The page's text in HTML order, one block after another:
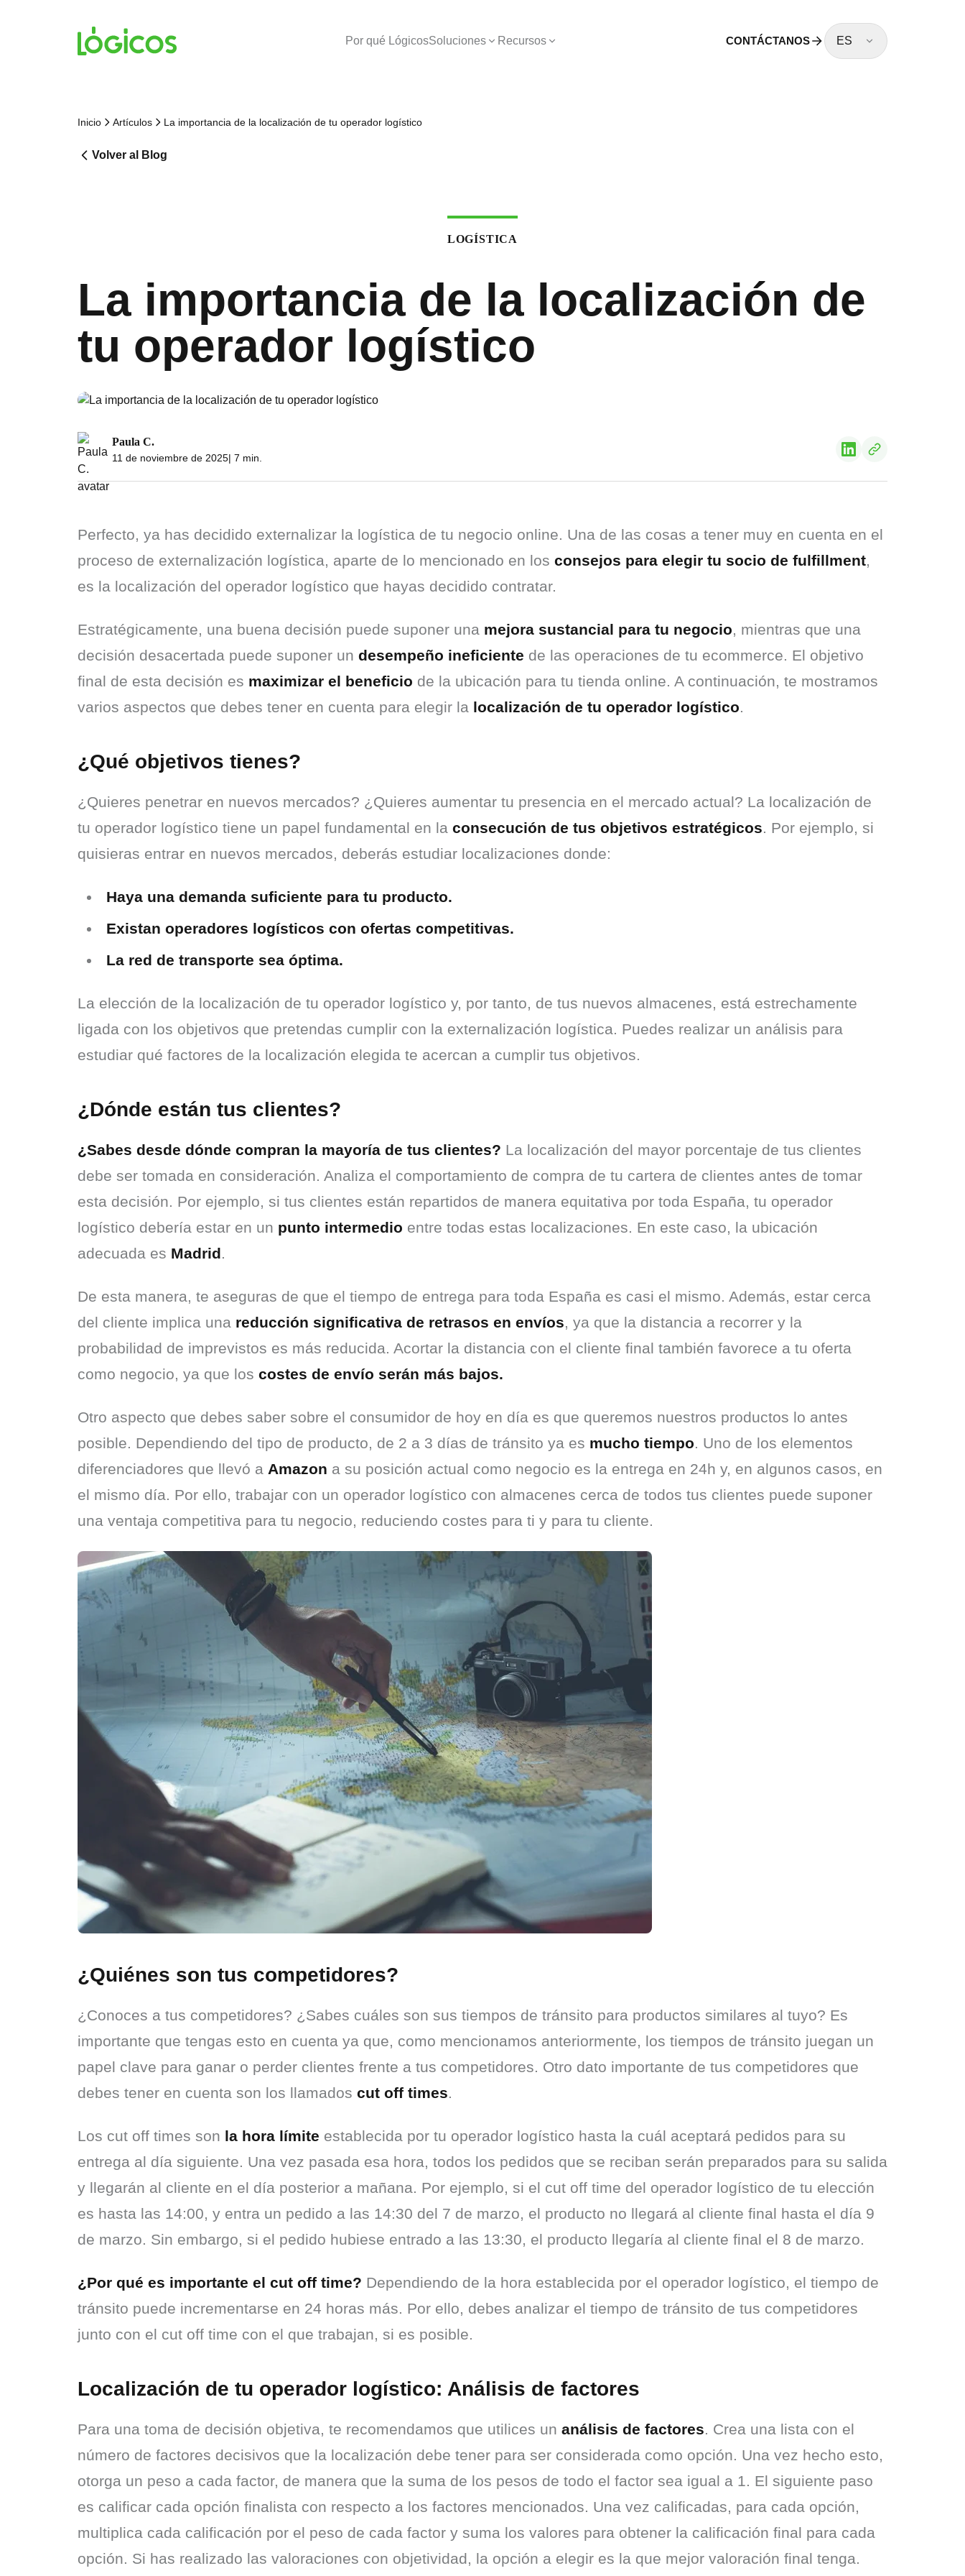
Por qué LógicosSoluciones Recursos CONTÁCTANOS ES
Inicio Artículos La importancia de la localización de tu operador logístico
Volver al Blog
LOGÍSTICA
La importancia de la localización de
tu operador logístico
Paula C.
11 de noviembre de 2025| 7 min.
Perfecto, ya has decidido externalizar la logística de tu negocio online. Una de las cosas a tener muy en cuenta en el
proceso de externalización logística, aparte de lo mencionado en los consejos para elegir tu socio de fulfillment,
es la localización del operador logístico que hayas decidido contratar.
Estratégicamente, una buena decisión puede suponer una mejora sustancial para tu negocio, mientras que una
decisión desacertada puede suponer un desempeño ineficiente de las operaciones de tu ecommerce. El objetivo
final de esta decisión es maximizar el beneficio de la ubicación para tu tienda online. A continuación, te mostramos
varios aspectos que debes tener en cuenta para elegir la localización de tu operador logístico.
¿Qué objetivos tienes?
¿Quieres penetrar en nuevos mercados? ¿Quieres aumentar tu presencia en el mercado actual? La localización de
tu operador logístico tiene un papel fundamental en la consecución de tus objetivos estratégicos. Por ejemplo, si
quisieras entrar en nuevos mercados, deberás estudiar localizaciones donde:
Haya una demanda suficiente para tu producto.
Existan operadores logísticos con ofertas competitivas.
La red de transporte sea óptima.
La elección de la localización de tu operador logístico y, por tanto, de tus nuevos almacenes, está estrechamente
ligada con los objetivos que pretendas cumplir con la externalización logística. Puedes realizar un análisis para
estudiar qué factores de la localización elegida te acercan a cumplir tus objetivos.
¿Dónde están tus clientes?
¿Sabes desde dónde compran la mayoría de tus clientes? La localización del mayor porcentaje de tus clientes
debe ser tomada en consideración. Analiza el comportamiento de compra de tu cartera de clientes antes de tomar
esta decisión. Por ejemplo, si tus clientes están repartidos de manera equitativa por toda España, tu operador
logístico debería estar en un punto intermedio entre todas estas localizaciones. En este caso, la ubicación
adecuada es Madrid.
De esta manera, te aseguras de que el tiempo de entrega para toda España es casi el mismo. Además, estar cerca
del cliente implica una reducción significativa de retrasos en envíos, ya que la distancia a recorrer y la
probabilidad de imprevistos es más reducida. Acortar la distancia con el cliente final también favorece a tu oferta
como negocio, ya que los costes de envío serán más bajos.
Otro aspecto que debes saber sobre el consumidor de hoy en día es que queremos nuestros productos lo antes
posible. Dependiendo del tipo de producto, de 2 a 3 días de tránsito ya es mucho tiempo. Uno de los elementos
diferenciadores que llevó a Amazon a su posición actual como negocio es la entrega en 24h y, en algunos casos, en
el mismo día. Por ello, trabajar con un operador logístico con almacenes cerca de todos tus clientes puede suponer
una ventaja competitiva para tu negocio, reduciendo costes para ti y para tu cliente.
¿Quiénes son tus competidores?
¿Conoces a tus competidores? ¿Sabes cuáles son sus tiempos de tránsito para productos similares al tuyo? Es
importante que tengas esto en cuenta ya que, como mencionamos anteriormente, los tiempos de tránsito juegan un
papel clave para ganar o perder clientes frente a tus competidores. Otro dato importante de tus competidores que
debes tener en cuenta son los llamados cut off times.
Los cut off times son la hora límite establecida por tu operador logístico hasta la cuál aceptará pedidos para su
entrega al día siguiente. Una vez pasada esa hora, todos los pedidos que se reciban serán preparados para su salida
y llegarán al cliente en el día posterior a mañana. Por ejemplo, si el cut off time del operador logístico de tu elección
es hasta las 14:00, y entra un pedido a las 14:30 del 7 de marzo, el producto no llegará al cliente final hasta el día 9
de marzo. Sin embargo, si el pedido hubiese entrado a las 13:30, el producto llegaría al cliente final el 8 de marzo.
¿Por qué es importante el cut off time? Dependiendo de la hora establecida por el operador logístico, el tiempo de
tránsito puede incrementarse en 24 horas más. Por ello, debes analizar el tiempo de tránsito de tus competidores
junto con el cut off time con el que trabajan, si es posible.
Localización de tu operador logístico: Análisis de factores
Para una toma de decisión objetiva, te recomendamos que utilices un análisis de factores. Crea una lista con el
número de factores decisivos que la localización debe tener para ser considerada como opción. Una vez hecho esto,
otorga un peso a cada factor, de manera que la suma de los pesos de todo el factor sea igual a 1. El siguiente paso
es calificar cada opción finalista con respecto a los factores mencionados. Una vez calificadas, para cada opción,
multiplica cada calificación por el peso de cada factor y suma los valores para obtener la calificación final para cada
opción. Si has realizado las valoraciones con objetividad, la opción a elegir es la que mejor valoración final tenga.